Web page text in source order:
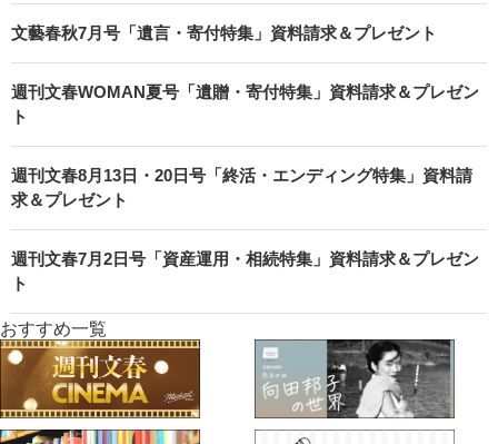
文藝春秋7月号「遺言・寄付特集」資料請求＆プレゼント
週刊文春WOMAN夏号「遺贈・寄付特集」資料請求＆プレゼン
ト
週刊文春8月13日・20日号「終活・エンディング特集」資料請
求＆プレゼント
週刊文春7月2日号「資産運用・相続特集」資料請求＆プレゼン
ト
おすすめ一覧